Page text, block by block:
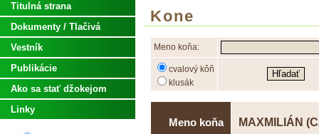
Kone
Meno koňa:
cvalový kôň
klusák
Meno koňa MAXMILIÁN
Titulná strana
Dokumenty / Tlačivá
Vestník
Publikácie
Ako sa stať džokejom
Linky